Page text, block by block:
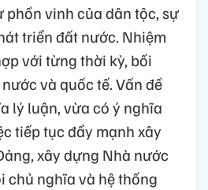
phồn vinh của dân tộc, sự
triển đất nước. Nhiệm
với từng thời kỳ, bối
và quốc tế. Vấn đề
lý luận, vừa có ý nghĩa
tiếp tục đẩy mạnh xây
xây dựng Nhà nước
chủ nghĩa và hệ thống